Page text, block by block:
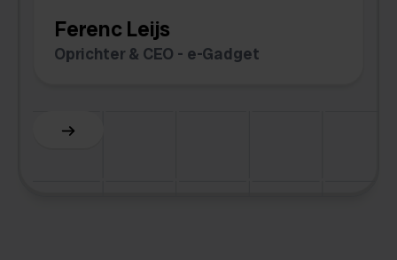
Ferenc Leijs
Oprichter & CEO - e-Gadget